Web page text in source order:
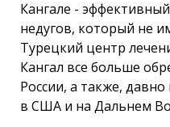
Кангале -
недугов, который не
Турецкий центр
Кангал все больше
России, а также,
в США и на Дальнем